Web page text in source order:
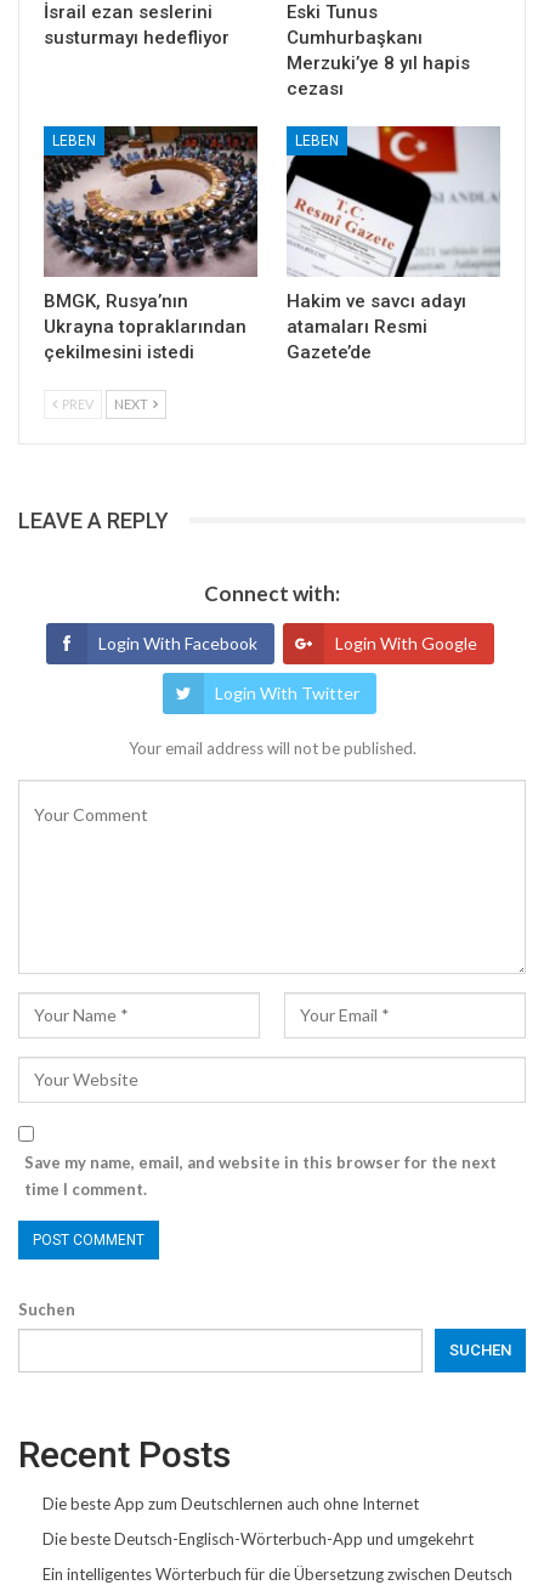
İsrail ezan seslerini
susturmayı hedefliyor
Eski Tunus
Cumhurbaşkanı
Merzuki’ye 8 yıl hapis
cezası
LEBEN
BMGK, Rusya’nın
Ukrayna topraklarından
çekilmesini istedi
LEBEN
Hakim ve savcı adayı
atamaları Resmi
Gazete’de
PREV NEXT
LEAVE A REPLY
Connect with:
Login With Facebook Login With Google
Login With Twitter
Your email address will not be published.
Save my name, email, and website in this browser for the next
time I comment.
Suchen
SUCHEN
Recent Posts
Die beste App zum Deutschlernen auch ohne Internet
Die beste Deutsch-Englisch-Wörterbuch-App und umgekehrt
Ein intelligentes Wörterbuch für die Übersetzung zwischen Deutsch